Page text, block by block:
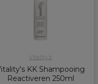
Vitality's
KK Shampooing
Reactiveren 250ml